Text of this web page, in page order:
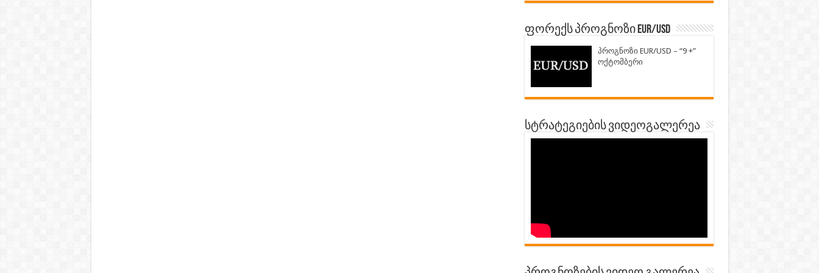
ფორექს პროგნოზი EUR/USD
პროგნოზი EUR/USD – “9 +”
ოქტომბერი
სტრატეგიების ვიდეოგალერეა